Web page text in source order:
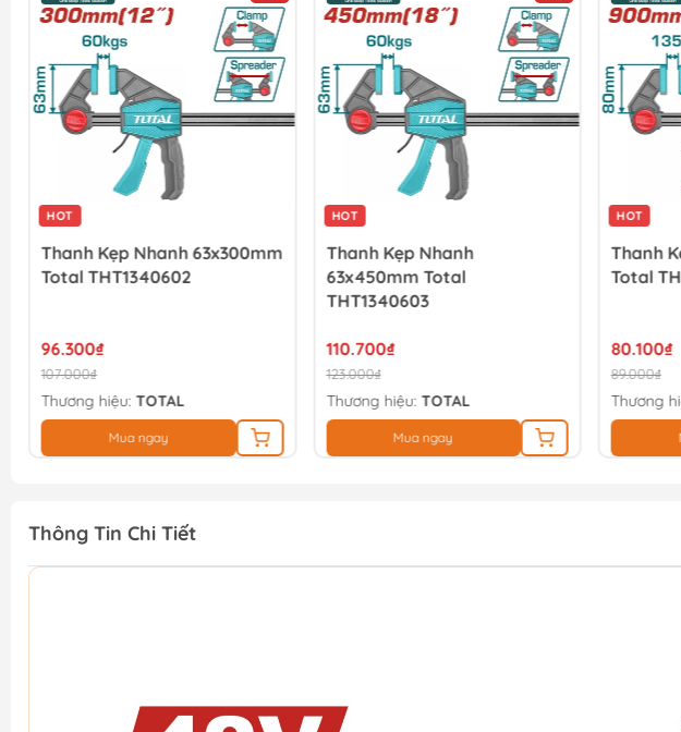
HOT
Thanh Kẹp Nhanh 63x300mm
Total THT1340602
96.300₫
107.000₫
Thương hiệu: TOTAL
Mua ngay
HOT
Thanh Kẹp Nhanh
63x450mm Total
THT1340603
110.700₫
123.000₫
Thương hiệu: TOTAL
Mua ngay
HOT
Thanh
Total
80.100₫
89.000₫
Thương
Thông Tin Chi Tiết